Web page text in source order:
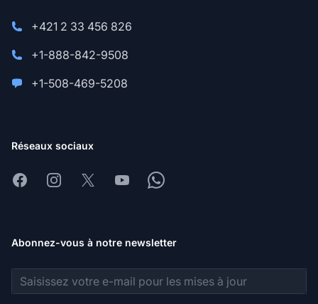
+421 2 33 456 826
+1-888-842-9508
+1-508-469-5208
Réseaux sociaux
FacebookInstagram
X YoutubeWhatsapp
Abonnez-vous à notre newsletter
Adresse e-mail